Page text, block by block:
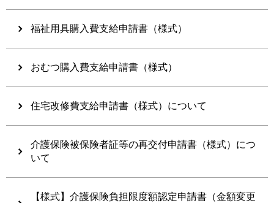
福祉用具購入費支給申請書（様式）
おむつ購入費支給申請書（様式）
住宅改修費支給申請書（様式）について
介護保険被保険者証等の再交付申請書（様式）につ
いて
【様式】介護保険負担限度額認定申請書（金額変更